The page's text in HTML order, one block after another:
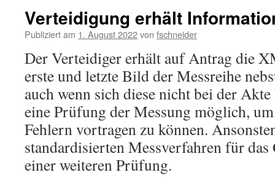
Verteidigung erhält
Publiziert am 1. August 2022von fschneider
Der Verteidiger erhält auf Antrag die
erste und letzte Bild der Messreihe
auch wenn sich diese nicht bei der
eine Prüfung der Messung möglich,
Fehlern vortragen zu können.
standardisierten Messverfahren für
einer weiteren Prüfung.